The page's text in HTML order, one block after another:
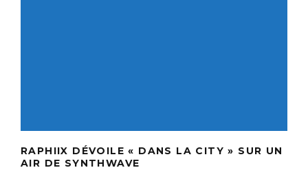
RAPHIIX DÉVOILE « DANS LA CITY » SUR UN
AIR DE SYNTHWAVE